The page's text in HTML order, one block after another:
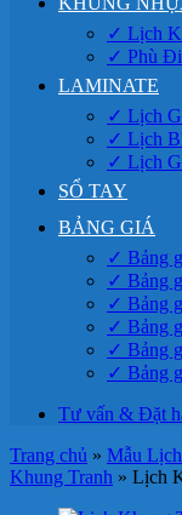
✓ Lịch
✓ Phù
LAMINATE
✓ Lịch
✓ Lịch
✓ Lịch
SỔ TAY
BẢNG GIÁ
✓ Bảng
✓ Bảng
✓ Bảng
✓ Bảng
✓ Bảng
✓ Bảng
Tư vấn & Đặt
Trang chủ » Mẫu Lịch
Khung Tranh » Lịch